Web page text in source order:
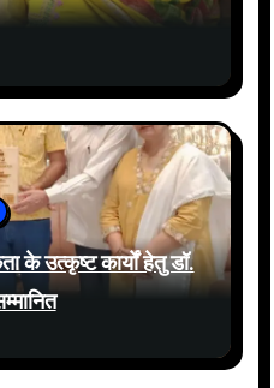
के उत्कृष्ट कार्यों हेतु डॉ.